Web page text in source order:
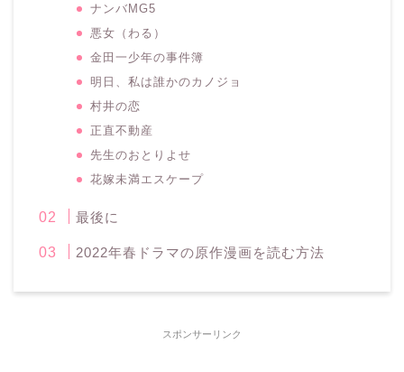
ナンバMG5
悪女（わる）
金田一少年の事件簿
明日、私は誰かのカノジョ
村井の恋
正直不動産
先生のおとりよせ
花嫁未満エスケープ
最後に
2022年春ドラマの原作漫画を読む方法
スポンサーリンク